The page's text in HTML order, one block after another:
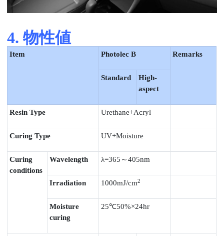
4. 物性値
Item Photolec B Remarks
Standard
High-
aspect
Resin Type Urethane+Acryl
Curing Type UV+Moisture
Curing
conditions
Wavelength λ=365 ～405nm
Irradiation 1000mJ/cm2
Moisture
curing
25℃50%×24hr